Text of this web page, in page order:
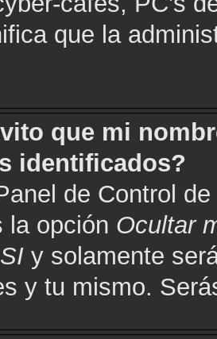
que la
que mi
identificados?
de Control
la opción Ocultar
SI y solamente
y tu mismo.